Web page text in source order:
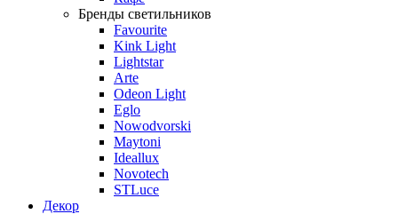
Бренды светильников
Favourite
Kink Light
Lightstar
Arte
Odeon Light
Eglo
Nowodvorski
Maytoni
Ideallux
Novotech
STLuce
Декор